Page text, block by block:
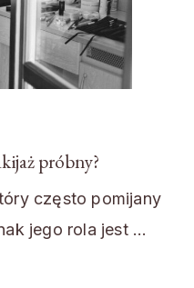
próbny?
często pomijany
jego rola jest …